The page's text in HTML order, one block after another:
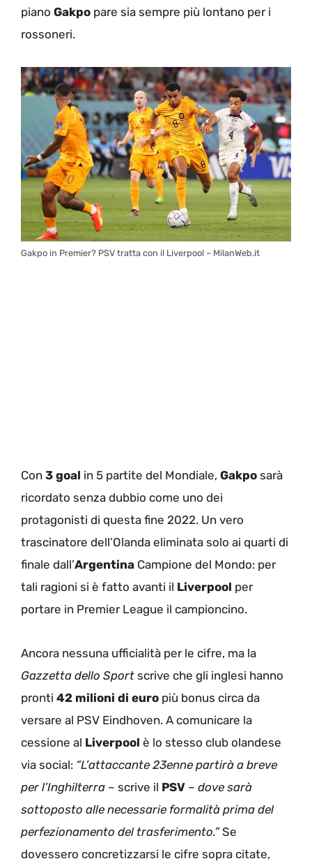
piano Gakpo pare sia sempre più lontano per i
rossoneri.
Gakpo in Premier? PSV tratta con il Liverpool – MilanWeb.it
Con 3 goal in 5 partite del Mondiale, Gakpo sarà
ricordato senza dubbio come uno dei
protagonisti di questa fine 2022. Un vero
trascinatore dell’Olanda eliminata solo ai quarti di
finale dall’Argentina Campione del Mondo: per
tali ragioni si è fatto avanti il Liverpool per
portare in Premier League il campioncino.
Ancora nessuna ufficialità per le cifre, ma la
Gazzetta dello Sport scrive che gli inglesi hanno
pronti 42 milioni di euro più bonus circa da
versare al PSV Eindhoven. A comunicare la
cessione al Liverpool è lo stesso club olandese
via social: “L’attaccante 23enne partirà a breve
per l’Inghilterra – scrive il PSV – dove sarà
sottoposto alle necessarie formalità prima del
perfezionamento del trasferimento.”Se
dovessero concretizzarsi le cifre sopra citate,